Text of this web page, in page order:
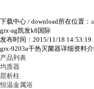
下载中心 / download所在位置：
grx-ag凯发k8国际
发布时间：2015/11/18
grx-9203a干热灭菌器详细资料
产品列表
均质器
层析柱
恒温金属浴